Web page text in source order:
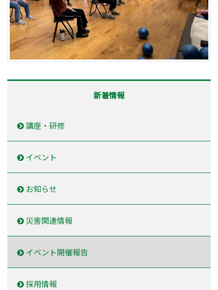
新着情報
講座・研修
イベント
お知らせ
災害関連情報
イベント開催報告
採用情報